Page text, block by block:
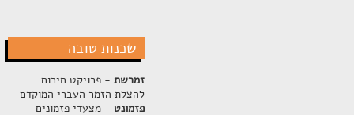
שכנות טובה
זמרשת- פרויקט חירום
להצלת הזמר העברי המוקדם
פזמונט - מצעדי פזמונים